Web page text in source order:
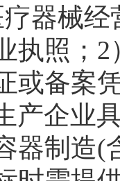
疗器械
执照；
或备案
产企业
器制造(